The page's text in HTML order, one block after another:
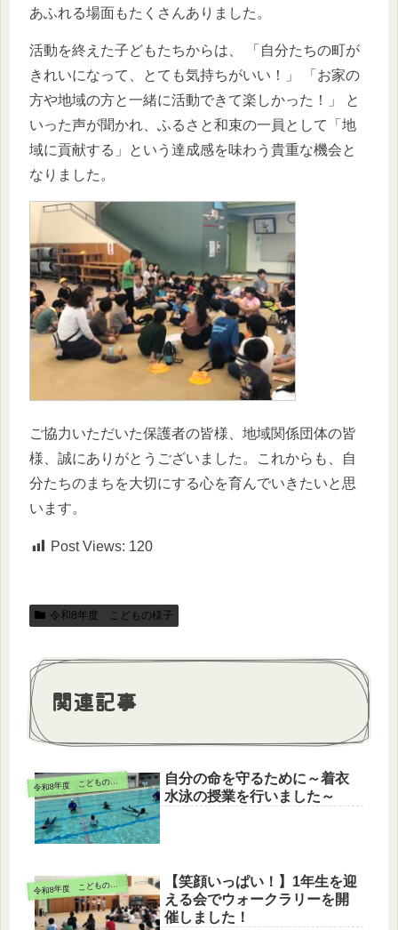
あふれる場面もたくさんありました。
活動を終えた子どもたちからは、 「自分たちの町が
きれいになって、とても気持ちがいい！」 「お家の
方や地域の方と一緒に活動できて楽しかった！」 と
いった声が聞かれ、ふるさと和束の一員として「地
域に貢献する」という達成感を味わう貴重な機会と
なりました。
ご協力いただいた保護者の皆様、地域関係団体の皆
様、誠にありがとうございました。これからも、自
分たちのまちを大切にする心を育んでいきたいと思
います。
Post Views: 120
令和8年度 こどもの様子
関連記事
令
和8年度 こどもの様子
自分の命を守るために～着衣
水泳の授業を行いました～
令
和8年度 こどもの様子
【笑顔いっぱい！】1年生を迎
える会でウォークラリーを開
催しました！